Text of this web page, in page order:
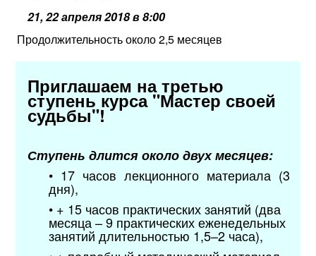
21, 22 апреля 2018 в 8:00
Продолжительность около 2,5 месяцев
Приглашаем на третью
ступень курса "Мастер своей
судьбы"!
Ступень длится около двух месяцев:
• 17 часов лекционного материала (3
дня),
• + 15 часов практических занятий (два
месяца – 9 практических еженедельных
занятийдлительностью 1,5–2 часа),